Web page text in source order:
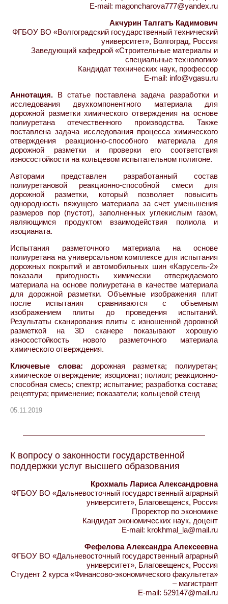
E-mail: magoncharova777@yandex.ru
Акчурин Талгатъ Кадимович
ФГБОУ ВО «Волгоградский государственный технический
университет», Волгоград, Россия
Заведующий кафедрой «Строительные материалы и
специальные технологии»
Кандидат технических наук, профессор
E-mail: info@vgasu.ru
Аннотация. В статье поставлена задача разработки и
исследования двухкомпонентного материала для
дорожной разметки химического отверждения на основе
полиуретана отечественного производства. Также
поставлена задача исследования процесса химического
отверждения реакционно-способного материала для
дорожной разметки и проверки его соответствия
износостойкости на кольцевом испытательном полигоне.
Авторами представлен разработанный состав
полиуретановой реакционно-способной смеси для
дорожной разметки, который позволяет повысить
однородность вяжущего материала за счет уменьшения
размеров пор (пустот), заполненных углекислым газом,
являющимся продуктом взаимодействия полиола и
изоцианата.
Испытания разметочного материала на основе
полиуретана на универсальном комплексе для испытания
дорожных покрытий и автомобильных шин «Карусель-2»
показали пригодность химически отверждаемого
материала на основе полиуретана в качестве материала
для дорожной разметки. Объемные изображения плит
после испытания сравниваются с объемным
изображением плиты до проведения испытаний.
Результаты сканирования плиты с изношенной дорожной
разметкой на 3D сканере показывают хорошую
износостойкость нового разметочного материала
химического отверждения.
Ключевые слова: дорожная разметка; полиуретан;
химическое отверждение; изоционат; полиол; реакционно-
способная смесь; спектр; испытание; разработка состава;
рецептура; применение; показатели; кольцевой стенд
05.11.2019
К вопросу о законности государственной
поддержки услуг высшего образования
Крохмаль Лариса Александровна
ФГБОУ ВО «Дальневосточный государственный аграрный
университет», Благовещенск, Россия
Проректор по экономике
Кандидат экономических наук, доцент
E-mail: krokhmal_la@mail.ru
Фефелова Александра Алексеевна
ФГБОУ ВО «Дальневосточный государственный аграрный
университет», Благовещенск, Россия
Студент 2 курса «Финансово-экономического факультета»
– магистрант
E-mail: 529147@mail.ru